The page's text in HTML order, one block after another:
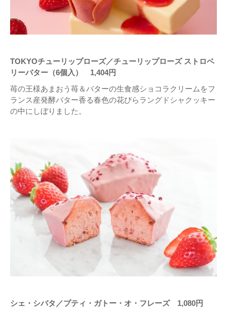
TOKYOチューリップローズ／チューリップローズ ストロベ
リーバター（6個入） 1,404円
苺の王様あまおう苺＆バターの⽣⾷感ショコラクリームをフ
ランス産発酵バター香る春⾊の花びらラングドシャクッキー
の中にしぼりました。
シェ・シバタ／プティ・ガトー・オ・フレーズ 1,080円